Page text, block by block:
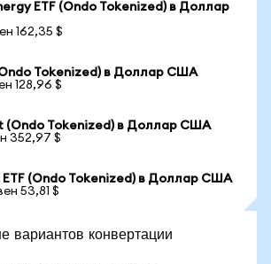
ETF (Ondo Tokenized) в Доллар
162,35 $
Tokenized) в Доллар США
128,96 $
(Ondo Tokenized) в Доллар США
352,97 $
ETF (Ondo Tokenized) в Доллар США
53,81 $
вариантов конвертации